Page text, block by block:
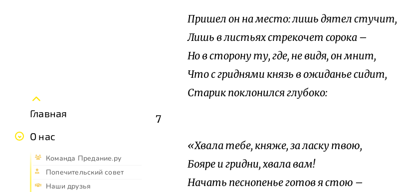
Главная
О нас
Команда Предание.ру
Попечительский совет
Наши друзья
Пришел он на место: лишь дятел стучит,
Лишь в листьях стрекочет сорока –
Но в сторону ту, где, не видя, он мнит,
Что с гриднями князь в ожиданье сидит,
Старик поклонился глубоко:
7
«Хвала тебе, княже, за ласку твою,
Бояре и гридни, хвала вам!
Начать песнопенье готов я стою –